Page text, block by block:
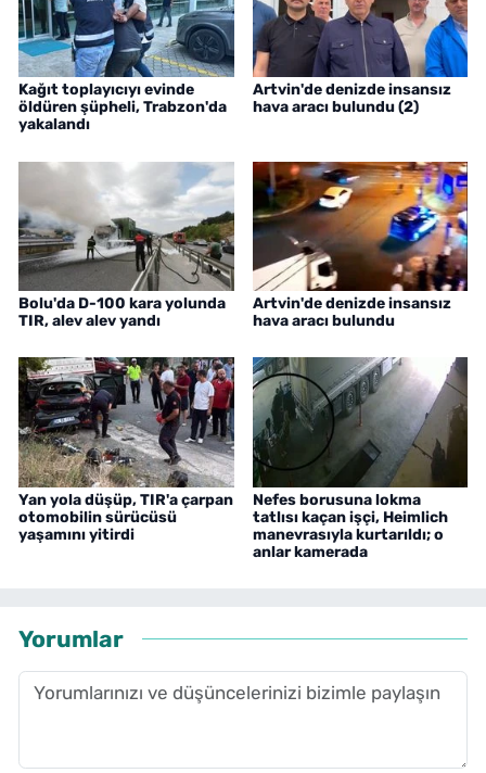
Kağıt toplayıcıyı evinde
öldüren şüpheli, Trabzon'da
yakalandı
Artvin'de denizde insansız
hava aracı bulundu (2)
Bolu'da D-100 kara yolunda
TIR, alev alev yandı
Artvin'de denizde insansız
hava aracı bulundu
Yan yola düşüp, TIR'a çarpan
otomobilin sürücüsü
yaşamını yitirdi
Nefes borusuna lokma
tatlısı kaçan işçi, Heimlich
manevrasıyla kurtarıldı; o
anlar kamerada
Yorumlar